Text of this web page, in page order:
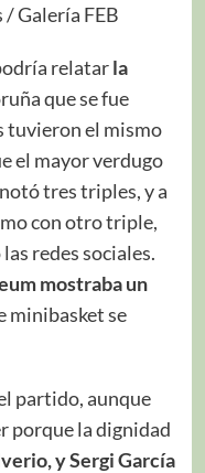
Galería FEB
relatarla
que se fue
tuvieron el mismo
el mayor verdugo
tres triples, y a
con otro triple,
redes sociales.
mostraba un
minibasket se
partido, aunque
porque la dignidad
y Sergi García